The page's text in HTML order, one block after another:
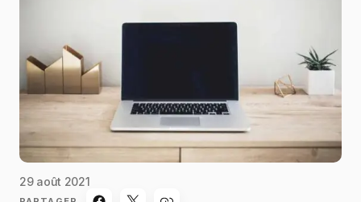
29 août 2021